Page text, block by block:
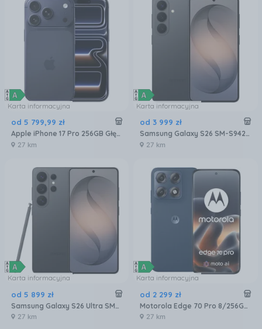
Karta informacyjna
od 5 799,99 zł
Apple iPhone 17 Pro 256GB Głębinowy błękit
27 km
Karta informacyjna
od 3 999 zł
Samsung Galaxy S26 SM-S942 12/256GB Czarny
27 km
Karta informacyjna
od 5 899 zł
Samsung Galaxy S26 Ultra SM-S948 5G 12/256GB Czarny
27 km
Karta informacyjna
od 2 299 zł
Motorola Edge 70 Pro 8/256GB Granatowy
27 km